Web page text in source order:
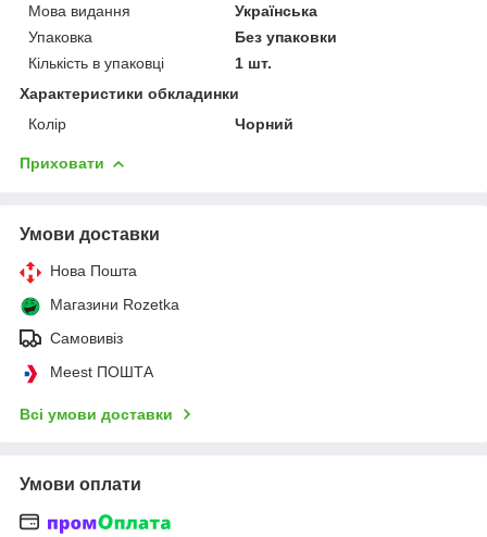
Мова видання
Українська
Упаковка
Без упаковки
Кількість в упаковці
1 шт.
Характеристики обкладинки
Колір
Чорний
Приховати
Умови доставки
Нова Пошта
Магазини Rozetka
Самовивіз
Meest ПОШТА
Всі умови доставки
Умови оплати